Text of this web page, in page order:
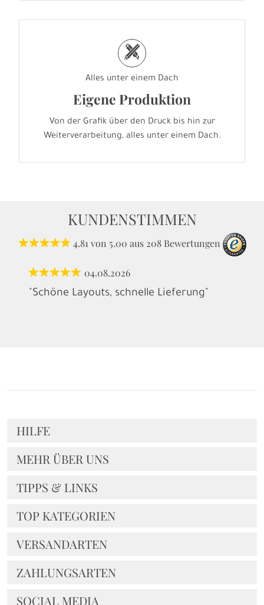
h
Alles unter einem Dach
Eigene Produktion
Von der Grafik über den Druck bis hin zur
Weiterverarbeitung, alles unter einem Dach.
KUNDENSTIMMEN
4.81von 5.00 aus 208 Bewertungen
04.08.2026
"Schöne Layouts, schnelle Lieferung"
HILFE
MEHR ÜBER UNS
TIPPS & LINKS
TOP KATEGORIEN
VERSANDARTEN
ZAHLUNGSARTEN
SOCIAL MEDIA